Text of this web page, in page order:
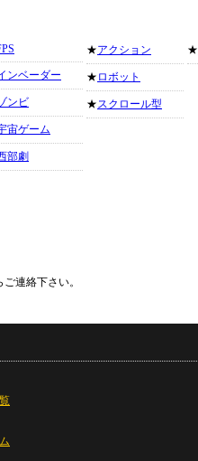
ンベーダー
ンビ
宙ゲーム
部劇
★アクション
★ ロボット
★スクロール型
★
ご連絡下さい。